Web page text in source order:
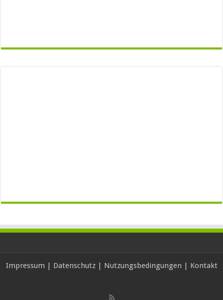
Impressum | Datenschutz| Nutzungsbedingungen | Kontakt